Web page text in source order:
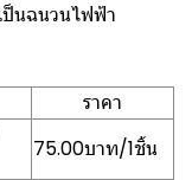
ป็นฉนวนไฟฟ้า
ราคา
75.00บาท/1ชิ้น